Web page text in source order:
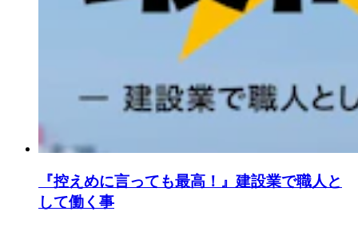
『控えめに言っても最高！』建設業で職人と
して働く事